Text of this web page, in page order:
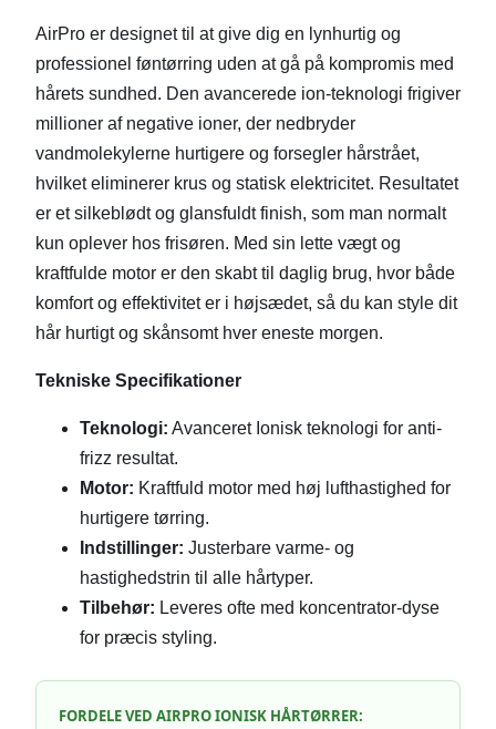
AirPro er designet til at give dig en lynhurtig og
professionel føntørring uden at gå på kompromis med
hårets sundhed. Den avancerede ion-teknologi frigiver
millioner af negative ioner, der nedbryder
vandmolekylerne hurtigere og forsegler hårstrået,
hvilket eliminerer krus og statisk elektricitet. Resultatet
er et silkeblødt og glansfuldt finish, som man normalt
kun oplever hos frisøren. Med sin lette vægt og
kraftfulde motor er den skabt til daglig brug, hvor både
komfort og effektivitet er i højsædet, så du kan style dit
hår hurtigt og skånsomt hver eneste morgen.
Tekniske Specifikationer
Teknologi: Avanceret Ionisk teknologi for anti-
frizz resultat.
Motor: Kraftfuld motor med høj lufthastighed for
hurtigere tørring.
Indstillinger: Justerbare varme- og
hastighedstrin til alle hårtyper.
Tilbehør: Leveres ofte med koncentrator-dyse
for præcis styling.
FORDELE VED AIRPRO IONISK HÅRTØRRER: